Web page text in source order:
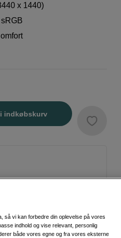
x 1440)
indkøbskurv
kr.
så vi kan forbedre din oplevelse på vores
indhold og vise relevant, personlig
både vores egne og fra vores eksterne